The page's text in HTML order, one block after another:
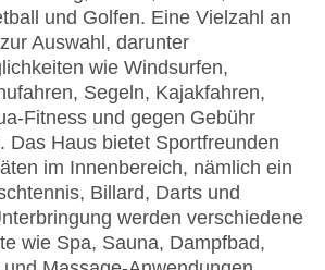
und Golfen. Eine Vielzahl an
Auswahl, darunter
wie Windsurfen,
Segeln, Kajakfahren,
Fitness und gegen Gebühr
Das Haus bietet Sportfreunden
im Innenbereich, nämlich ein
Billard, Darts und
werden verschiedene
wie Spa, Sauna, Dampfbad,